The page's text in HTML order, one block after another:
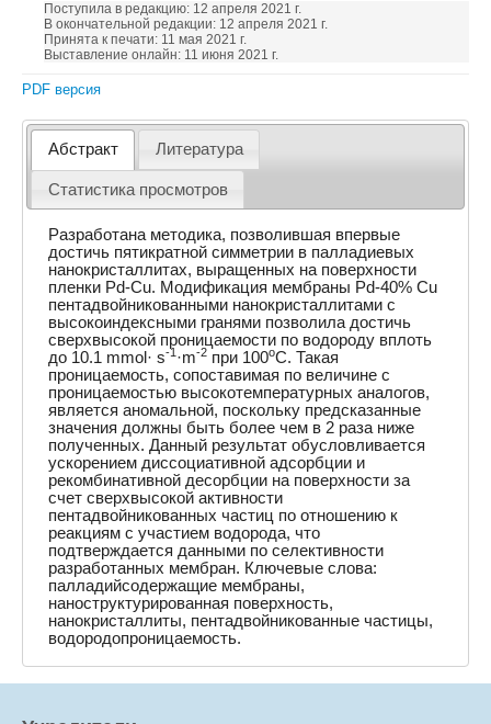
Поступила в редакцию: 12 апреля 2021 г.
В окончательной редакции: 12 апреля 2021 г.
Принята к печати: 11 мая 2021 г.
Выставление онлайн: 11 июня 2021 г.
PDF версия
Абстракт Литература
Статистика просмотров
Разработана методика, позволившая впервые
достичь пятикратной симметрии в палладиевых
нанокристаллитах, выращенных на поверхности
пленки Pd-Cu. Модификация мембраны Pd-40% Cu
пентадвойникованными нанокристаллитами с
высокоиндексными гранями позволила достичь
сверхвысокой проницаемости по водороду вплоть
до 10.1 mmol· s-1 ·m-2 при 100oC. Такая
проницаемость, сопоставимая по величине с
проницаемостью высокотемпературных аналогов,
является аномальной, поскольку предсказанные
значения должны быть более чем в 2 раза ниже
полученных. Данный результат обусловливается
ускорением диссоциативной адсорбции и
рекомбинативной десорбции на поверхности за
счет сверхвысокой активности
пентадвойникованных частиц по отношению к
реакциям с участием водорода, что
подтверждается данными по селективности
разработанных мембран. Ключевые слова:
палладийсодержащие мембраны,
наноструктурированная поверхность,
нанокристаллиты, пентадвойникованные частицы,
водородопроницаемость.